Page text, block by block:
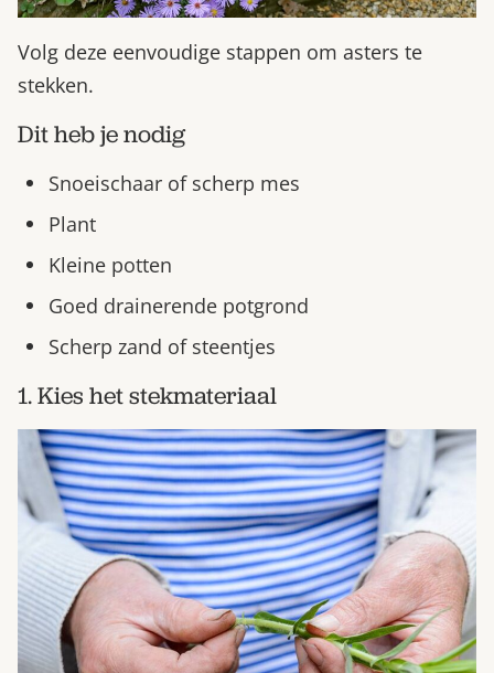
Volg deze eenvoudige stappen om asters te
stekken.
Dit heb je nodig
Snoeischaar of scherp mes
Plant
Kleine potten
Goed drainerende potgrond
Scherp zand of steentjes
1. Kies het stekmateriaal